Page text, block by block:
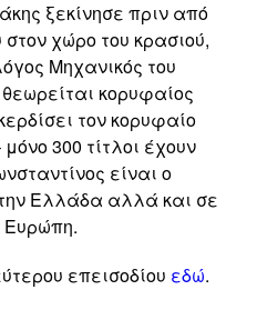
ξεκίνησε πριν από
χώρο του κρασιού,
Μηχανικός του
κορυφαίος
τον κορυφαίο
300 τίτλοι έχουν
είναι ο
Ελλάδα αλλά και σε
Ευρώπη.
επεισοδίου εδώ.